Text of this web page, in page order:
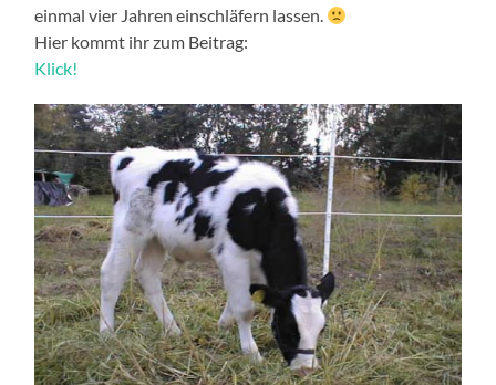
einmal vier Jahren einschläfern lassen.
Hier kommt ihr zum Beitrag:
Klick!